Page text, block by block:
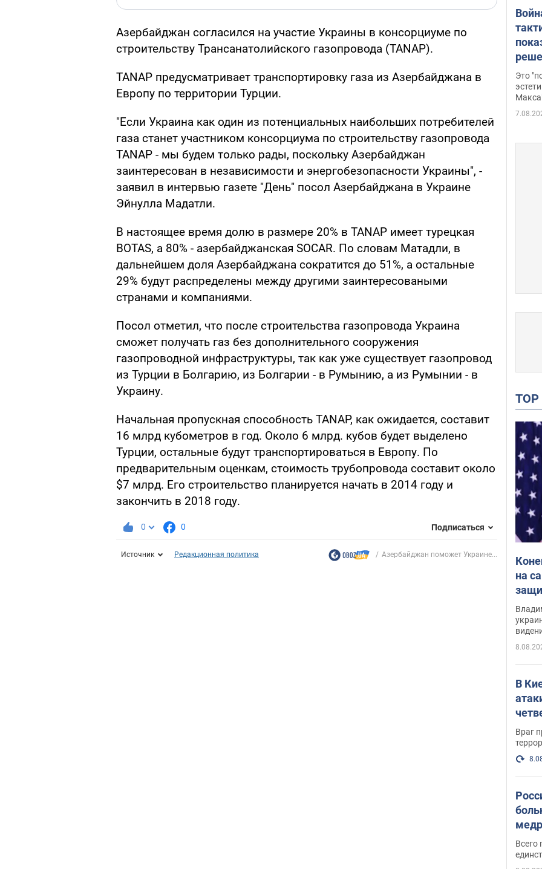
Азербайджан согласился на участие Украины в консорциуме по
строительству Трансанатолийского газопровода (TANAP).
TANAP предусматривает транспортировку газа из Азербайджана в
Европу по территории Турции.
"Если Украина как один из потенциальных наибольших потребителей
газа станет участником консорциума по строительству газопровода
TANAP - мы будем только рады, поскольку Азербайджан
заинтересован в независимости и энергобезопасности Украины", -
заявил в интервью газете "День" посол Азербайджана в Украине
Эйнулла Мадатли.
В настоящее время долю в размере 20% в TANAP имеет турецкая
BOTAS, а 80% - азербайджанская SOCAR. По словам Матадли, в
дальнейшем доля Азербайджана сократится до 51%, а остальные
29% будут распределены между другими заинтересоваными
странами и компаниями.
Посол отметил, что после строительства газопровода Украина
сможет получать газ без дополнительного сооружения
газопроводной инфраструктуры, так как уже существует газопровод
из Турции в Болгарию, из Болгарии - в Румынию, а из Румынии - в
Украину.
Начальная пропускная способность TANAP, как ожидается, составит
16 млрд кубометров в год. Около 6 млрд. кубов будет выделено
Турции, остальные будут транспортироваться в Европу. По
предварительным оценкам, стоимость трубопровода составит около
$7 млрд. Его строительство планируется начать в 2014 году и
закончить в 2018 году.
0 0 Подписаться
Источник Редакционная политика Азербайджан поможет Украине...
Это
на
В
Враг
Всего